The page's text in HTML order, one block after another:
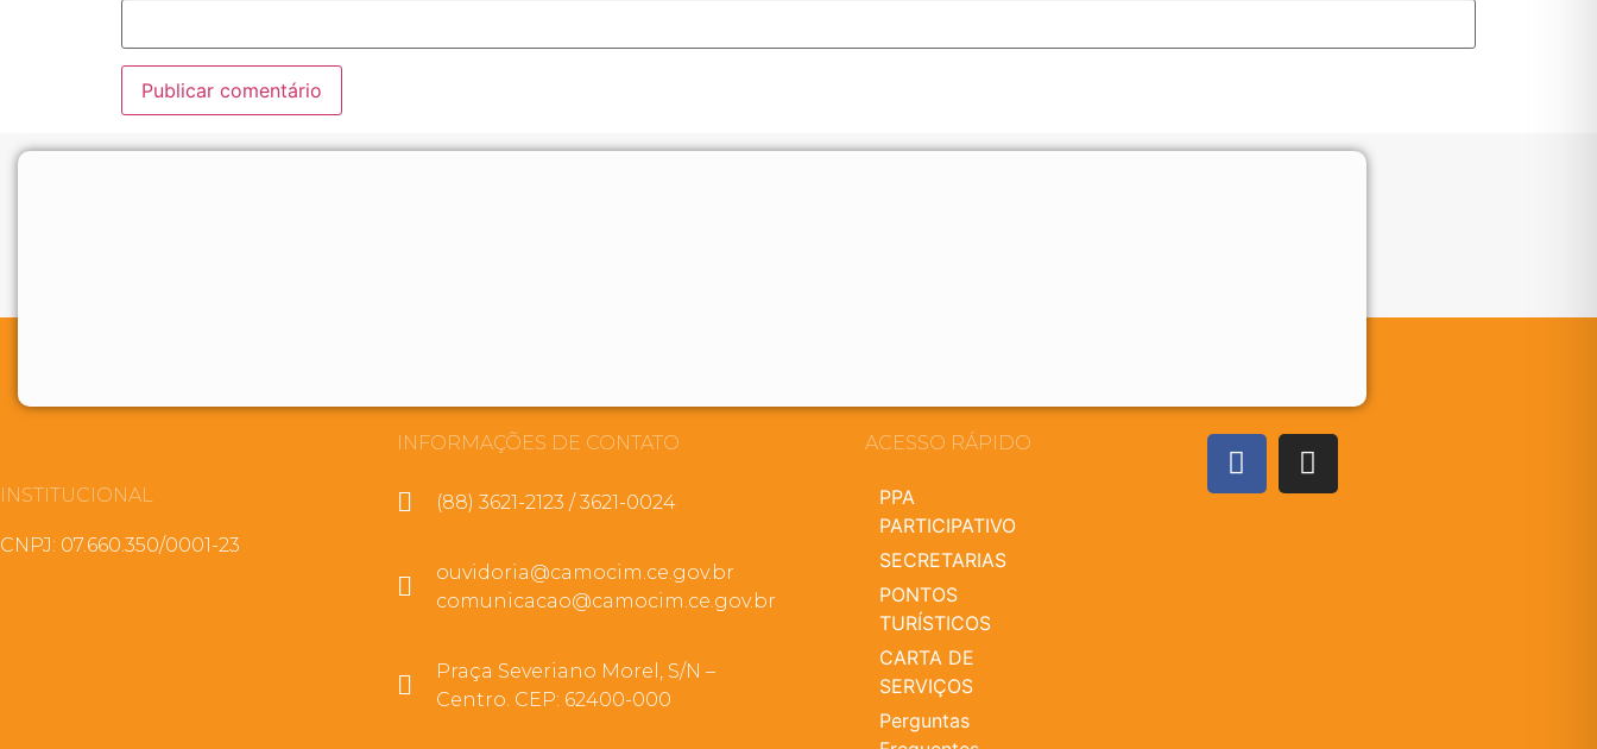
INSTITUCIONAL
CNPJ: 07.660.350/0001-23
INFORMAÇÕES DE CONTATO
(88) 3621-2123 / 3621-0024
ouvidoria@camocim.ce.gov.br
comunicacao@camocim.ce.gov.br
Praça Severiano Morel, S/N –
Centro. CEP: 62400-000
ACESSO RÁPIDO
PPA
PARTICIPATIVO
SECRETARIAS
PONTOS
TURÍSTICOS
CARTA DE
SERVIÇOS
Perguntas